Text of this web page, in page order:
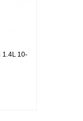
1.4L 10-